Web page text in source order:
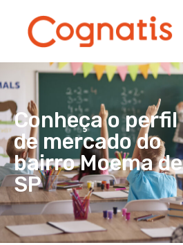
Conheça o perfil
de mercado do
bairro Moema de
SP